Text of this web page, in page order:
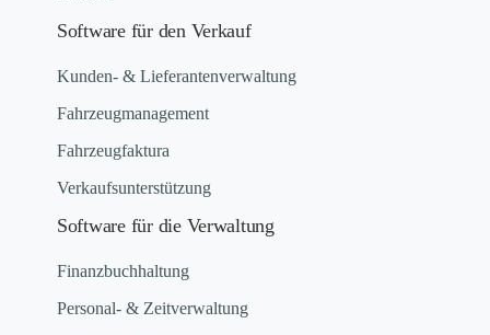
Software für den Verkauf
Kunden- & Lieferantenverwaltung
Fahrzeugmanagement
Fahrzeugfaktura
Verkaufsunterstützung
Software für die Verwaltung
Finanzbuchhaltung
Personal- & Zeitverwaltung